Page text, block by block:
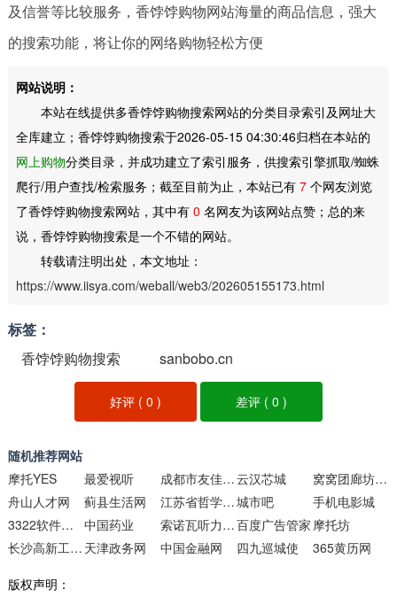
及信誉等比较服务，香饽饽购物网站海量的商品信息，强大
的搜索功能，将让你的网络购物轻松方便
网站说明：
本站在线提供多香饽饽购物搜索网站的分类目录索引及网址大
全库建立；香饽饽购物搜索于2026-05-15 04:30:46归档在本站的
网上购物分类目录，并成功建立了索引服务，供搜索引擎抓取/蜘蛛
爬行/用户查找/检索服务；截至目前为止，本站已有 7个网友浏览
了香饽饽购物搜索网站，其中有 0 名网友为该网站点赞；总的来
说，香饽饽购物搜索是一个不错的网站。
转载请注明出处，本文地址：
https://www.iisya.com/weball/web3/202605155173.html
标签：
香饽饽购物搜索
sanbobo.cn
好评 (0 ) 差评 ( 0 )
随机推荐网站
摩托YES
最爱视听 成都市友佳会议服务云汉芯城
窝窝团廊坊团购
舟山人才网
蓟县生活网 江苏省哲学社会科学界联合会城市吧
手机电影城
3322软件下载站
中国药业 索诺瓦听力技术百度广告管家 摩托坊
长沙高新工程学校 天津政务网 中国金融网 四九巡城使 365黄历网
版权声明：